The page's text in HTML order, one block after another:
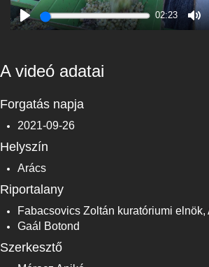
Play
02:23
A videó adatai
Forgatás napja
2021-09-26
Helyszín
Arács
Riportalany
Fabacsovics Zoltán kuratóriumi elnök,
Gaál Botond
Szerkesztő